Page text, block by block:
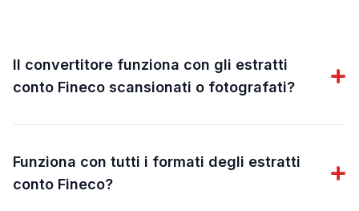
Il convertitore funziona con gli estratti
conto Fineco scansionati o fotografati?
Funziona con tutti i formati degli estratti
conto Fineco?